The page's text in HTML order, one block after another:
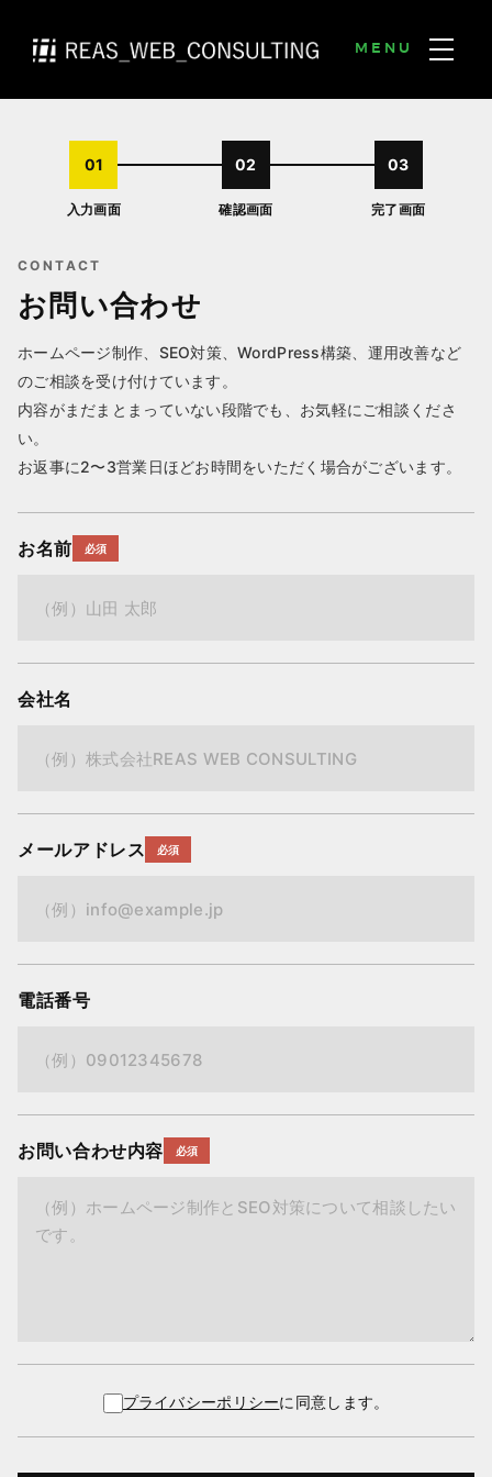
MENU
01
入力画面
02
確認画面
03
完了画面
CONTACT
お問い合わせ
ホームページ制作、SEO対策、WordPress構築、運用改善など
のご相談を受け付けています。
内容がまだまとまっていない段階でも、お気軽にご相談くださ
い。
お返事に2〜3営業日ほどお時間をいただく場合がございます。
お名前 必須
会社名
メールアドレス 必須
電話番号
お問い合わせ内容 必須
プライバシーポリシーに同意します。